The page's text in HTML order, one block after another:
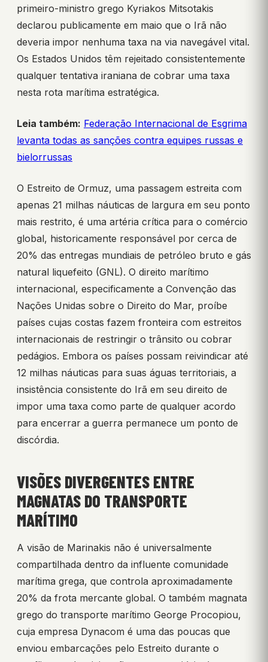
primeiro-ministro grego Kyriakos Mitsotakis
declarou publicamente em maio que o Irã não
deveria impor nenhuma taxa na via navegável vital.
Os Estados Unidos têm rejeitado consistentemente
qualquer tentativa iraniana de cobrar uma taxa
nesta rota marítima estratégica.
Leia também: Federação Internacional de Esgrima
levanta todas as sanções contra equipes russas e
bielorrussas
O Estreito de Ormuz, uma passagem estreita com
apenas 21 milhas náuticas de largura em seu ponto
mais restrito, é uma artéria crítica para o comércio
global, historicamente responsável por cerca de
20% das entregas mundiais de petróleo bruto e gás
natural liquefeito (GNL). O direito marítimo
internacional, especificamente a Convenção das
Nações Unidas sobre o Direito do Mar, proíbe
países cujas costas fazem fronteira com estreitos
internacionais de restringir o trânsito ou cobrar
pedágios. Embora os países possam reivindicar até
12 milhas náuticas para suas águas territoriais, a
insistência consistente do Irã em seu direito de
impor uma taxa como parte de qualquer acordo
para encerrar a guerra permanece um ponto de
discórdia.
VISÕES DIVERGENTES ENTRE
MAGNATAS DO TRANSPORTE
MARÍTIMO
A visão de Marinakis não é universalmente
compartilhada dentro da influente comunidade
marítima grega, que controla aproximadamente
20% da frota mercante global. O também magnata
grego do transporte marítimo George Procopiou,
cuja empresa Dynacom é uma das poucas que
enviou embarcações pelo Estreito durante o